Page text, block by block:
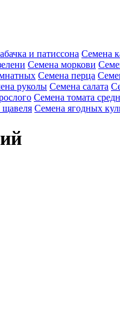
и патиссона Семена
Семена моркови
Семена перца
руколы Семена салата
Семена томата
Семена ягодных